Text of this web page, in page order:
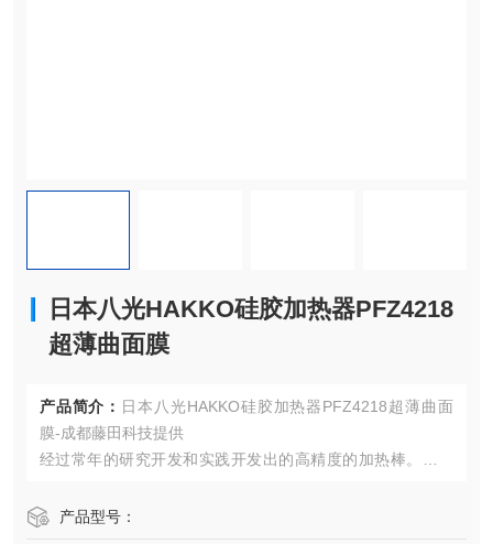
日本八光HAKKO硅胶加热器PFZ4218
超薄曲面膜
产品简介： 日本八光HAKKO硅胶加热器PFZ4218超薄曲面
膜-成都藤田科技提供
经过常年的研究开发和实践开发出的高精度的加热棒。经发
长寿命发热线使用镍铬耐热合金。因为仕样耐热绝缘氧化
产品型号：